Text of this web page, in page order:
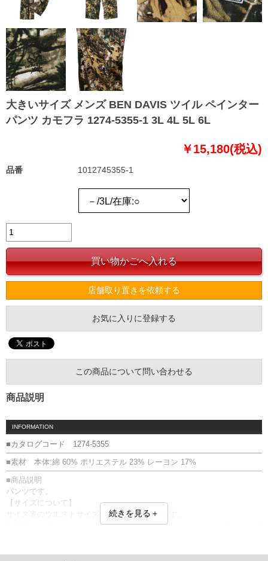
大きいサイズ メンズ BEN DAVIS ツイル ペインター
パンツ カモフラ 1274-5355-1 3L 4L 5L 6L
￥15,180(税込)
品番 1012745355-1
店舗取り置きを依頼する
お気に入りに登録する
この商品について問い合わせる
商品説明
INFORMATION
■カタログコード 1274-5355
■素材 本体:綿 60% ポリエステル 23% レーヨン 17%
■商品説明
パンツです。
【サイズについて】
サイズ表のウエストサイズは適応範囲となります。
前開きファスナー／サイド・バック・ツールポケット／ハンマーループ
続きを見る＋